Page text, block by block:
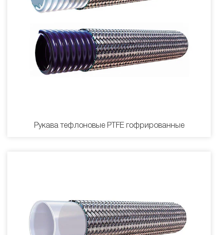
Рукава тефлоновые PTFE гофрированные